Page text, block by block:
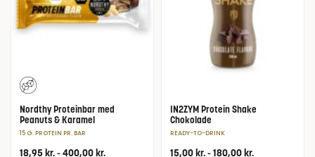
Nordthy Proteinbar med
Peanuts & Karamel
15 G. PROTEIN PR. BAR
18,95kr.-400,00kr.
IN2ZYM Protein Shake
Chokolade
READY-TO-DRINK
15,00kr.-180,00kr.